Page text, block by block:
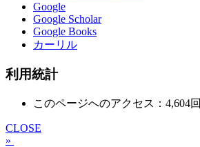
Google
Google Scholar
Google Books
カーリル
利用統計
このページへのアクセス：4,604回
CLOSE
»